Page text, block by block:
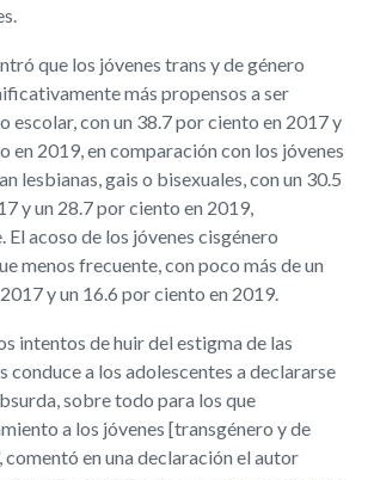
que los jóvenes trans y de género
más propensos a ser
escolar, con un 38.7 por ciento en 2017 y
en 2019, en comparación con los jóvenes
lesbianas, gais o bisexuales, con un 30.5
y un 28.7 por ciento en 2019,
acoso de los jóvenes cisgénero
menos frecuente, con poco más de un
y un 16.6 por ciento en 2019.
intentos de huir del estigma de las
conduce a los adolescentes a declararse
sobre todo para los que
a los jóvenes [transgénero y de
en una declaración el autor